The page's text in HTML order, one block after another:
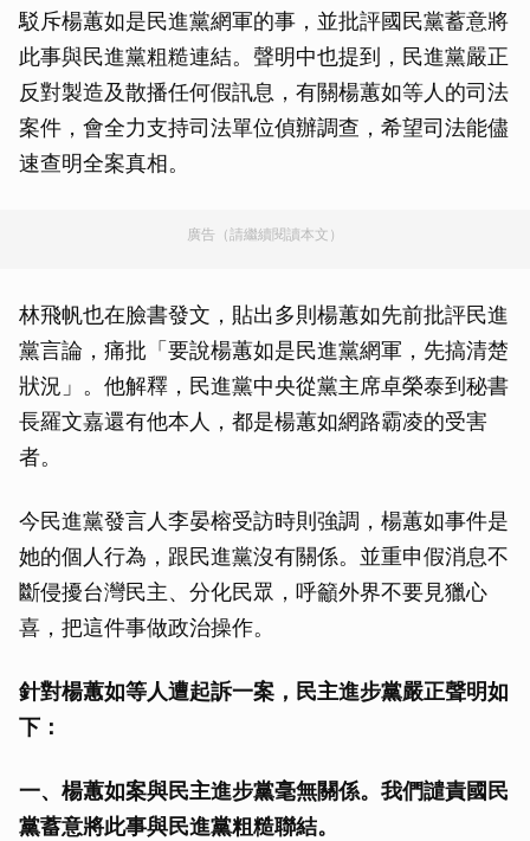
駁斥楊蕙如是民進黨網軍的事，並批評國民黨蓄意將
此事與民進黨粗糙連結。聲明中也提到，民進黨嚴正
反對製造及散播任何假訊息，有關楊蕙如等人的司法
案件，會全力支持司法單位偵辦調查，希望司法能儘
速查明全案真相。
廣告（請繼續閱讀本文）
林飛帆也在臉書發文，貼出多則楊蕙如先前批評民進
黨言論，痛批「要說楊蕙如是民進黨網軍，先搞清楚
狀況」。他解釋，民進黨中央從黨主席卓榮泰到秘書
長羅文嘉還有他本人，都是楊蕙如網路霸凌的受害
者。
今民進黨發言人李晏榕受訪時則強調，楊蕙如事件是
她的個人行為，跟民進黨沒有關係。並重申假消息不
斷侵擾台灣民主、分化民眾，呼籲外界不要見獵心
喜，把這件事做政治操作。
針對楊蕙如等人遭起訴一案，民主進步黨嚴正聲明如
下：
一、楊蕙如案與民主進步黨毫無關係。我們譴責國民
黨蓄意將此事與民進黨粗糙聯結。